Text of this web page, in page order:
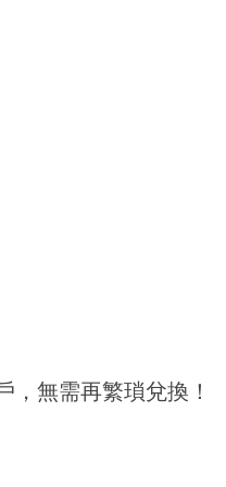
無需再繁瑣兌換！